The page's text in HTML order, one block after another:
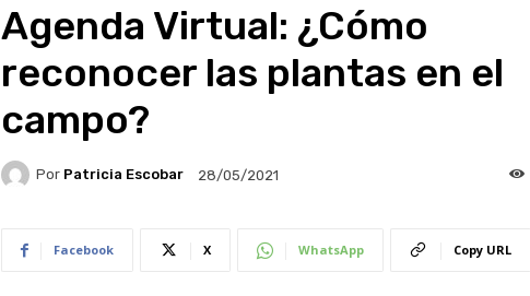
Agenda Virtual: ¿Cómo
reconocer las plantas en el
campo?
Por Patricia Escobar 28/05/2021
Facebook X WhatsApp Copy URL